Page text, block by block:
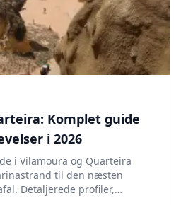
Komplet guide
i 2026
i Vilamoura og Quarteira
til den næsten
Detaljerede profiler,